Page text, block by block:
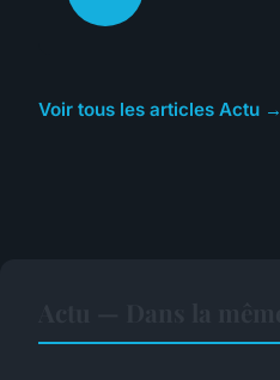
Voir tous les articles Actu →